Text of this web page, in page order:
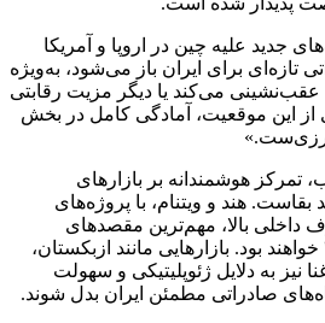
جدید علیه چین در اروپا و آمریکا
تازه‌ای برای ایران باز می‌شود، به‌ویژه
می‌کند یا دیگر مزیت رقابتی
از این موقعیت، آمادگی کامل در بخش
تمرکز هوشمندانه بر بازارهای
بقاست. هند و ویتنام، با پروژه‌های
بالا، مهم‌ترین مقصدهای
جایگزین در نیمه دوم ۲۰۲۵ خواهند بود. بازارهایی مانند ازبکستان،
نیز به دلایل ژئوپلیتیکی و سهولت
صادراتی مطمئن ایران بدل شوند.